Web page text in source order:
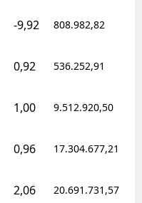
-9,92 808.982,82
0,92 536.252,91
1,00 9.512.920,50
0,96 17.304.677,21
2,06 20.691.731,57